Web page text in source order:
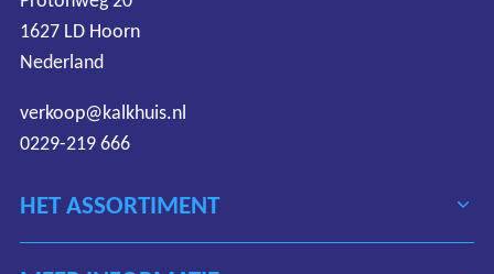
HET ASSORTIMENT
1627 LD Hoorn
Nederland
verkoop@kalkhuis.nl
0229-219 666